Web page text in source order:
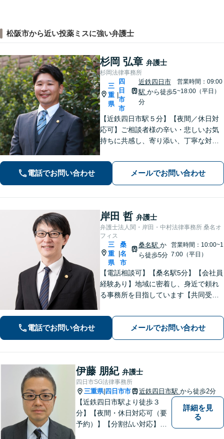
松阪市から近い投薬ミスに強い弁護士
杉岡 弘章 弁護士
杉岡法律事務所
三
重
県
四
日
市
市
近鉄四日市
駅 から徒歩5
分
営業時間：09:00
~18:00（平日）
【近鉄四日市駅５分】【夜間／休日対
応可】ご相談者様の辛い・悲しいお気
持ちに共感し、寄り添い、丁寧な対応
相続／刑事事件など、幅広く対応【地
域に根ざした弁護士】お気軽にお問い
合わせください。
電話でお問い合わせ メールでお問い合わせ
岸田 哲 弁護士
弁護士法人関・岸田・中村法律事務所 桑名オ
フィス
三
重
県
桑
名
市
桑名駅 か
ら徒歩5分
営業時間：10:00~1
7:00（平日）
【電話相談可】【桑名駅5分】【会社員
経験あり】地域に密着し、身近で頼れ
る事務所を目指しています【共同受任
全力を尽くします。一人で悩まず、お
気軽にご相談ください【夜間土日相談
可（要予約）】
電話でお問い合わせ メールでお問い合わせ
伊藤 朋紀 弁護士
四日市SG法律事務所
三重県| 四日市市 近鉄四日市駅 から徒歩2分
【近鉄四日市駅より徒歩３
分】【夜間・休日対応可（要
予約）】【分割払い対応】
詳細を見
る